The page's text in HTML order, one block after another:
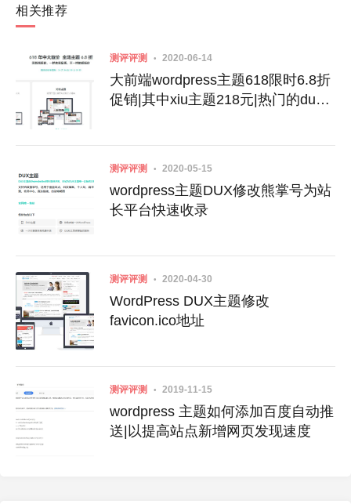
相关推荐
测评评测 2020-06-14
大前端wordpress主题618限时6.8折
促销|其中xiu主题218元|热门的dux
测评评测 2020-05-15
wordpress主题DUX修改熊掌号为站
长平台快速收录
测评评测 2020-04-30
WordPress DUX主题修改
favicon.ico地址
测评评测 2019-11-15
wordpress 主题如何添加百度自动推
送|以提高站点新增网页发现速度